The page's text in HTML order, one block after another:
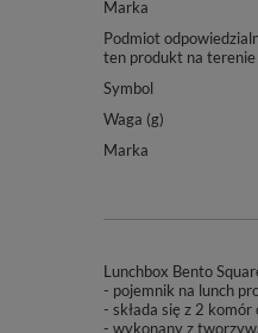
Marka
Podmiot
ten produkt na terenie
Symbol
Waga (g)
Marka
Lunchbox Bento
- pojemnik na lunch
- składa się z 2
- wykonany z